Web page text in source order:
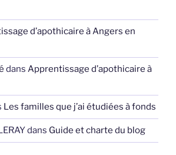
d’apothicaire à Angers en
dans Apprentissage d’apothicaire à
Les familles que j’ai étudiées à fonds
dans Guide et charte du blog